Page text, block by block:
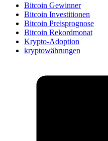
Bitcoin Gewinner
Bitcoin Investitionen
Bitcoin Preisprognose
Bitcoin Rekordmonat
Krypto-Adoption
kryptowährungen